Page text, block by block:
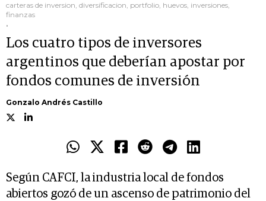
carteras de inversion, diversificacion, portfolio, huevos, inversiones,
finanzas
.
Los cuatro tipos de inversores
argentinos que deberían apostar por
fondos comunes de inversión
Gonzalo Andrés Castillo
Según CAFCI, la industria local de fondos
abiertos gozó de un ascenso de patrimonio del